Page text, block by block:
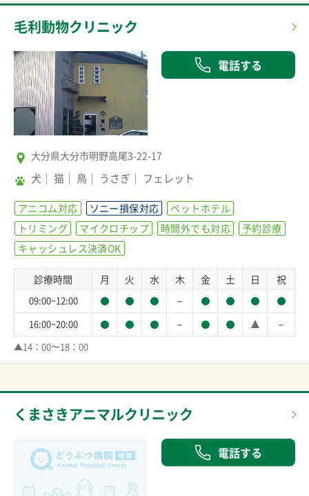
毛利動物クリニック
電話する
大分県大分市明野高尾3-22-17
犬 猫 鳥 うさぎ フェレット
アニコム対応 ソニー損保対応
ペットホテル
トリミング
マイクロチップ 時間外でも対応
予約診療
キャッシュレス決済OK
診療時間 月 火 水 木 金 土 日 祝
09:00~12:00 －
16:00~20:00 － －
▲14：00〜18：00
くまさきアニマルクリニック
電話する